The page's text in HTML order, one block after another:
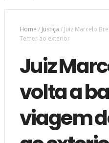
Home / Justiça / Juiz Marcelo
Temer ao exterior
Juiz
volta a
viagem